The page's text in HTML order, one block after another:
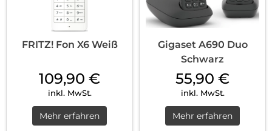
FRITZ! Fon X6 Weiß
109,90 €
inkl. MwSt.
Mehr erfahren
Gigaset A690 Duo
Schwarz
55,90 €
inkl. MwSt.
Mehr erfahren